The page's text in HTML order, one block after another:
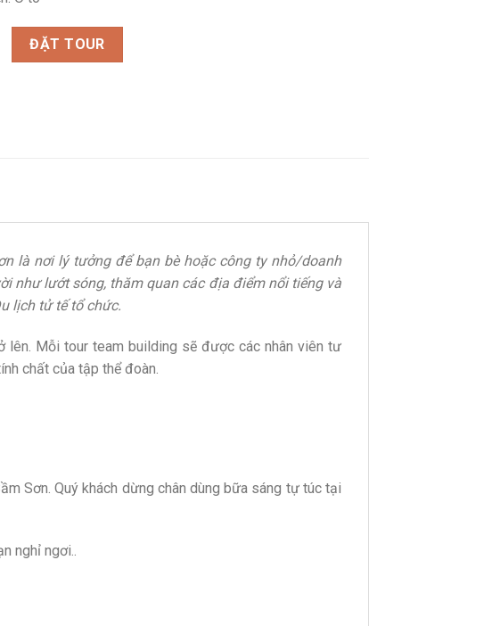
Sầm Sơn 2 ngày 1 đêm - mùa hè rực nắng! quantity
ĐẶT TOUR
là nơi lý tưởng để bạn bè hoặc công ty nhỏ/doanh
như lướt sóng, thăm quan các địa điểm nổi tiếng và
lịch tử tế tổ chức.
lên. Mỗi tour team building sẽ được các nhân viên tư
chất của tập thể đoàn.
Sơn. Quý khách dừng chân dùng bữa sáng tự túc tại
nghỉ ngơi..